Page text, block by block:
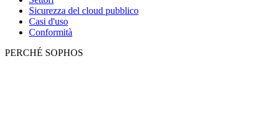
Sicurezza del cloud pubblico
Casi d'uso
Conformità
PERCHÉ SOPHOS